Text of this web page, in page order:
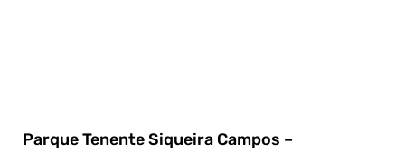
Parque Tenente Siqueira Campos –